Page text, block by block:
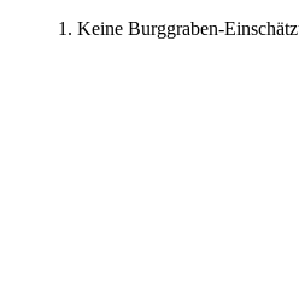
Keine Burggraben-